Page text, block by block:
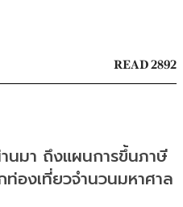
READ 2892
นมา ถึงแผนการขึ้นภาษี
งเที่ยวจำนวนมหาศาล